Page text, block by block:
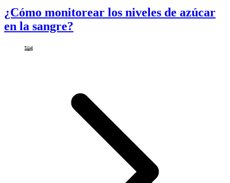
¿Cómo monitorear los niveles de azúcar
en la sangre?